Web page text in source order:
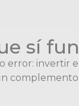
sí
error: invertir